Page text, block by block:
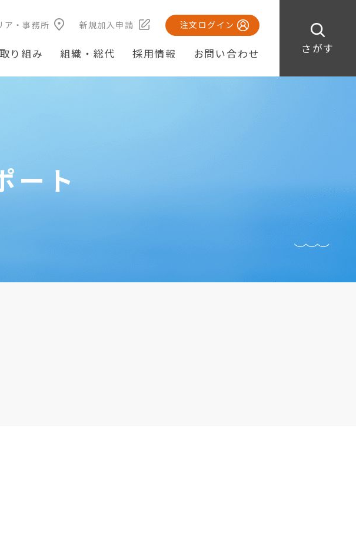
さがす
ア・事務所 新規加入申請 注文ログイン
り組み 組織・総代 採用情報 お問い合わせ
ート